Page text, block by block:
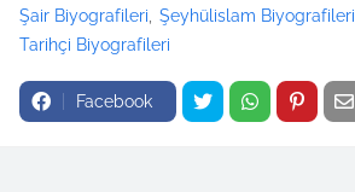
Şair Biyografileri
Şeyhülislam Biyografileri
Tarihçi Biyografileri
Facebook